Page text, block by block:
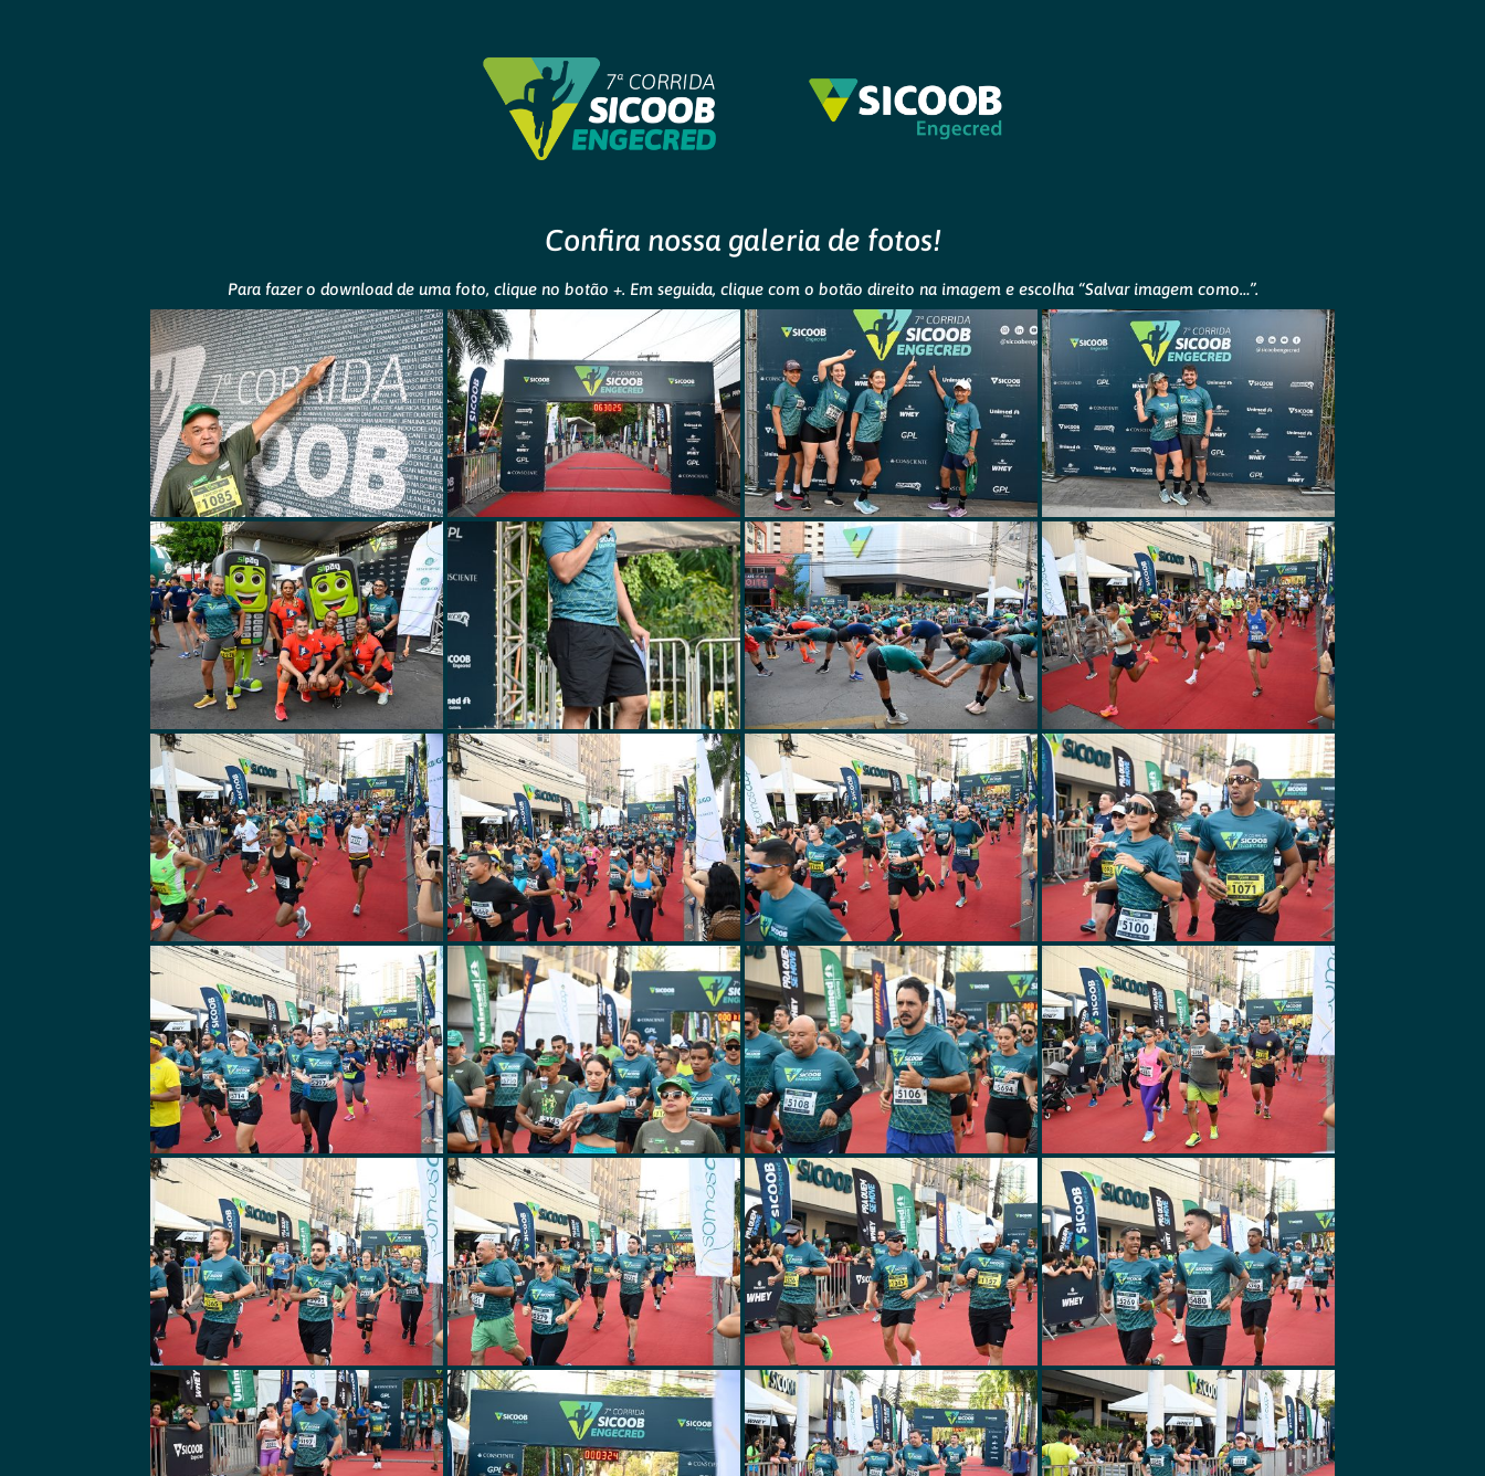
Confira nossa galeria de fotos!
Para fazer o download de uma foto, clique no botão +. Em seguida, clique com o botão direito na imagem e escolha “Salvar imagem como…”.